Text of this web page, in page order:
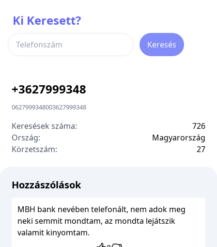
Ki Keresett?
Keresés
+3627999348
0627999348003627999348
Keresések száma:
726
Ország:
Magyarország
Körzetszám:
27
Hozzászólások
MBH bank nevében telefonált, nem adok meg
neki semmit mondtam, az mondta lejátszik
valamit kinyomtam.